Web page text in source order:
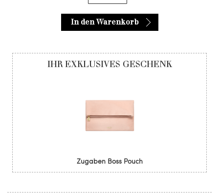
In den Warenkorb
IHR EXKLUSIVES GESCHENK
Zugaben Boss Pouch